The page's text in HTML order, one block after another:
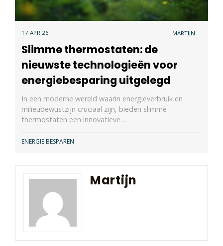
17 APR 26 MARTIJN
Slimme thermostaten: de
nieuwste technologieën voor
energiebesparing uitgelegd
In een moderne wereld waarin energieverbruik en
milieubewustzijn cruciaal zijn, bieden slimme
thermostaten een innovatieve…
ENERGIE BESPAREN
Martijn